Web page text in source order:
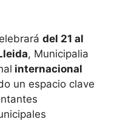
del 21 al
, Municipalia
internacional
un espacio clave